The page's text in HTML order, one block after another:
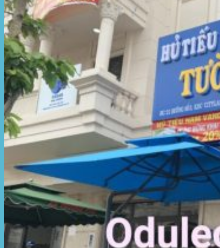
Hòa Phát Đạt
Giới thiệu Hòa Phát Đạt
Sản Phẩm
Sản Phẩm Bạt Che Ngoài Trời
Bạt che nắng mưa
Bạt kéo ngoài trời
Bạt che tự cuốn
Bạt nhựa xanh cam
Bạt sọc 3 màu
Bạt nhựa giá rẻ
Bạt lót ao hồ
Bạt nhựa đen HDPE
Màng chống thấm HDPE
Sản Phẩm Dù Che Ngoài Trời
Dù che nắng
Dù che quán cafe
Dù che sự kiện
Dù lệch tâm
Sản Phẩm Mái Che Di Động
Mái hiên di động
Mái xếp di động
Nhà bạt di động
Motor kéo bạt che